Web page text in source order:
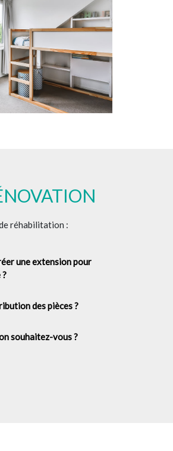
réhabilitation :
une extension pour
des pièces ?
souhaitez-vous ?